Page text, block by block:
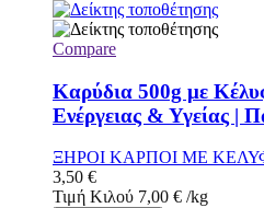
Compare
Καρύδια 500g με
Ενέργειας & Υγείας |
ΞΗΡΟΙ ΚΑΡΠΟΙ ΜΕ
3,50 €
Τιμή Κιλού 7,00 € /kg